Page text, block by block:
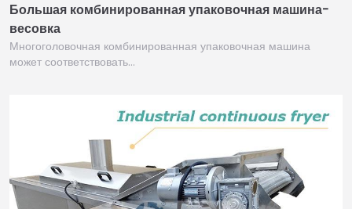
Большая комбинированная упаковочная машина-
весовка
Многоголовочная комбинированная упаковочная машина
может соответствовать…